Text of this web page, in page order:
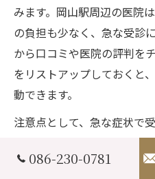
みます。岡山駅周辺の医院
の負担も少なく、急な受診
から口コミや医院の評判を
をリストアップしておくと
動できます。
注意点として、急な症状で
ることが多いため、後日
くありません。診療後のケ
086-230-0781